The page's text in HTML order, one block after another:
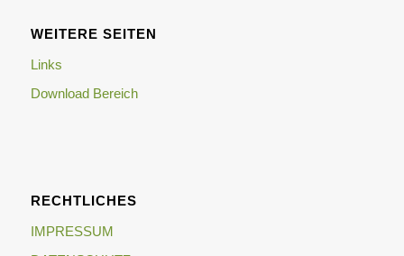
WEITERE SEITEN
Links
Download Bereich
RECHTLICHES
IMPRESSUM